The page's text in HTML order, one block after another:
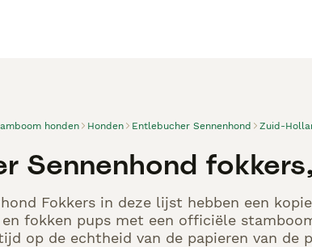
honden Honden Entlebucher Sennenhond Zuid-
Sennenhond
Fokkers in deze lijst hebben een
en fokken pups met een officiële
op de echtheid van de papieren van de